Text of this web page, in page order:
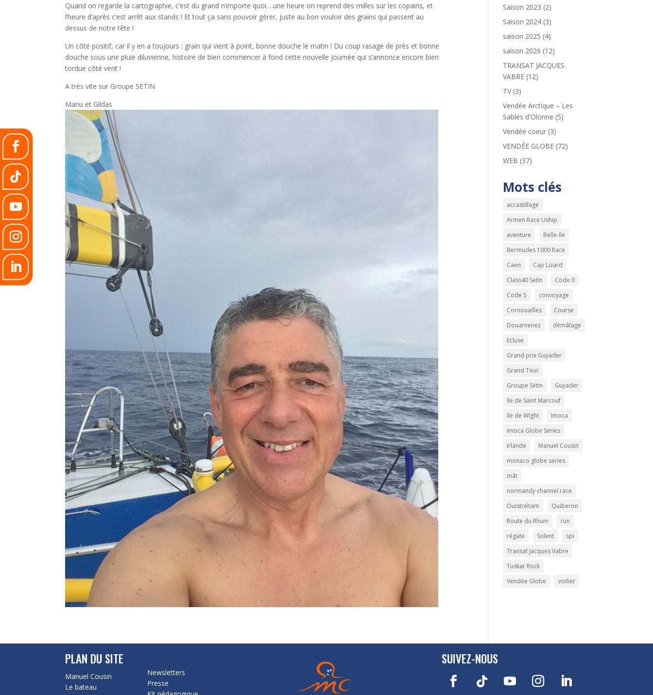
Quand on regarde la cartographie, c’est du grand n’importe quoi….une heure on reprend des milles sur les copains, et
l’heure d’après c’est arrêt aux stands ! Et tout ça sans pouvoir gérer, juste au bon vouloir des grains qui passent au
dessus de notre tête !
Un côté positif, car il y en a toujours : grain qui vient à point, bonne douche le matin ! Du coup rasage de près et bonne
douche sous une pluie diluvienne, histoire de bien commencer à fond cette nouvelle journée qui s’annonce encore bien
tordue côté vent !
A très vite sur Groupe SETIN
Manu et Gildas
Saison 2023 (2)
Saison 2024 (3)
saison 2025 (4)
saison 2026 (12)
TRANSAT JACQUES
VABRE (12)
TV(3)
Vendée Arctique – Les
Sables d'Olonne (5)
Vendée coeur (3)
VENDÉE GLOBE (72)
WEB (37)
Mots clés
accastillage
Armen Race Uship
aventure
Belle-Ile
Bermudes 1000 Race
Caen
Cap Lizard
Class40 Setin
Code 0
Code 5
convoyage
Cornouailles
Course
Douarnenez
démâtage
Ecluse
Grand prix Guyader
Grand Tour
Groupe Sétin
Guyader
Ile de Saint Marcouf
Ile de Wight
Imoca
Imoca Globe Series
Irlande
Manuel Cousin
monaco globe series
mât
normandy channel race
Ouistreham
Quiberon
Route du Rhum
run
régate
Solent
spi
Transat Jacques Vabre
Tuskar Rock
Vendée Globe
voilier
PLAN DU SITE
Manuel Cousin
Le bateau
Newsletters
Presse
SUIVEZ-NOUS